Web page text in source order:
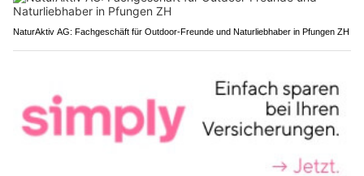
NaturAktiv AG: Fachgeschäft für Outdoor-Freunde und Naturliebhaber in Pfungen ZH